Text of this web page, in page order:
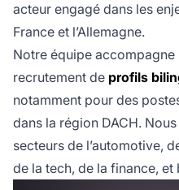
acteur engagé dans les
France et l’Allemagne.
Notre équipe accompagne
recrutement de profils
notamment pour des
dans la région DACH.
secteurs de l’automotive,
de la tech, de la finance, et